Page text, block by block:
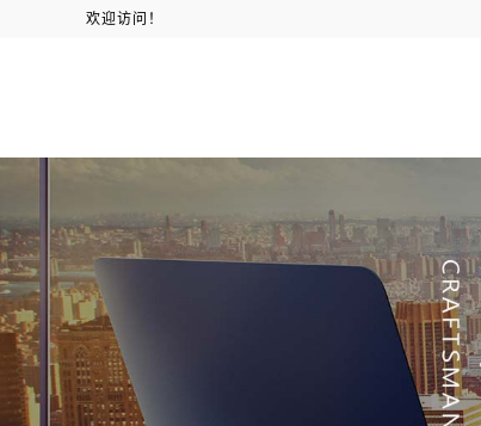
欢迎访问！